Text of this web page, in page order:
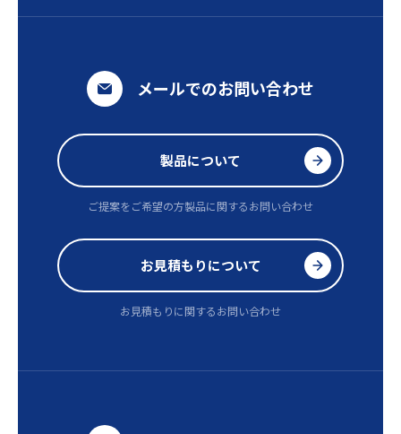
メールでのお問い合わせ
製品について
ご提案をご希望の方製品に関するお問い合わせ
お見積もりについて
お見積もりに関するお問い合わせ